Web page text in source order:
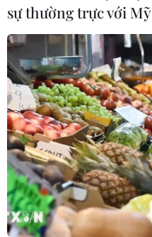
sự thường trực với Mỹ